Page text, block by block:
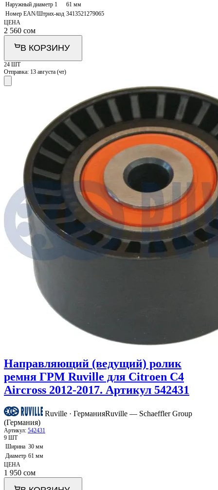
Наружный диаметр 1
61 мм
Номер EAN/Штрих-код 3413521279065
ЦЕНА
2 560 сом
В КОРЗИНУ
24 ШТ
Отправка: 13 августа (чт)
Направляющий (ведущий) ролик
ремня ГРМ Ruville для Citroen C4
Aircross 2012-2017. Артикул 542431
Ruville · ГерманияRuville — Schaeffler Group
(Германия)
Артикул: 542431
9 ШТ
Ширина 30 мм
Диаметр 61 мм
ЦЕНА
1 950 сом